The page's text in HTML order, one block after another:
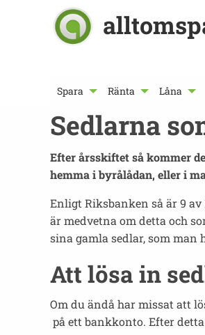
Spara Ränta Låna
Sedlarna
Efter årsskiftet så kommer
hemma i byrålådan, eller i
Enligt Riksbanken så är 9
är medvetna om detta och
sina gamla sedlar, som man
Att lösa in
Om du ändå har missat att
på ett bankkonto. Efter